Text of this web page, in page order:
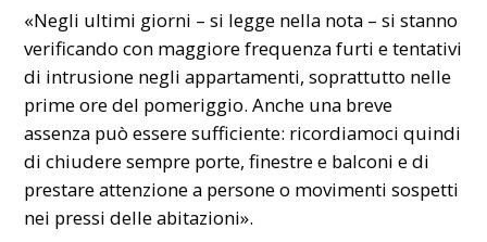
«Negli ultimi giorni – si legge nella nota – si stanno
verificando con maggiore frequenza furti e tentativi
di intrusione negli appartamenti, soprattutto nelle
prime ore del pomeriggio. Anche una breve
assenza può essere sufficiente: ricordiamoci quindi
di chiudere sempre porte, finestre e balconi e di
prestare attenzione a persone o movimenti sospetti
nei pressi delle abitazioni».